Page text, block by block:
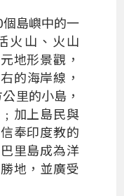
島嶼中的一
火山、火山
地形景觀，
的海岸線，
里的小島，
加上島民與
奉印度教的
里島成為洋
地，並廣受